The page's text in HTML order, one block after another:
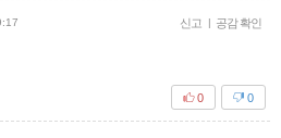
신고 | 공감 확인
0
0